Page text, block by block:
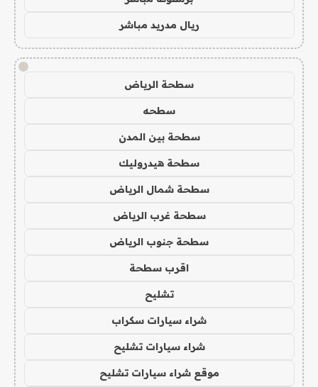
ريال مدريد مباشر
!
سطحة الرياض
سطحه
سطحة بين المدن
سطحة هيدروليك
سطحة شمال الرياض
سطحة غرب الرياض
سطحة جنوب الرياض
اقرب سطحة
تشليح
شراء سيارات سكراب
شراء سيارات تشليح
موقع شراء سيارات تشليح